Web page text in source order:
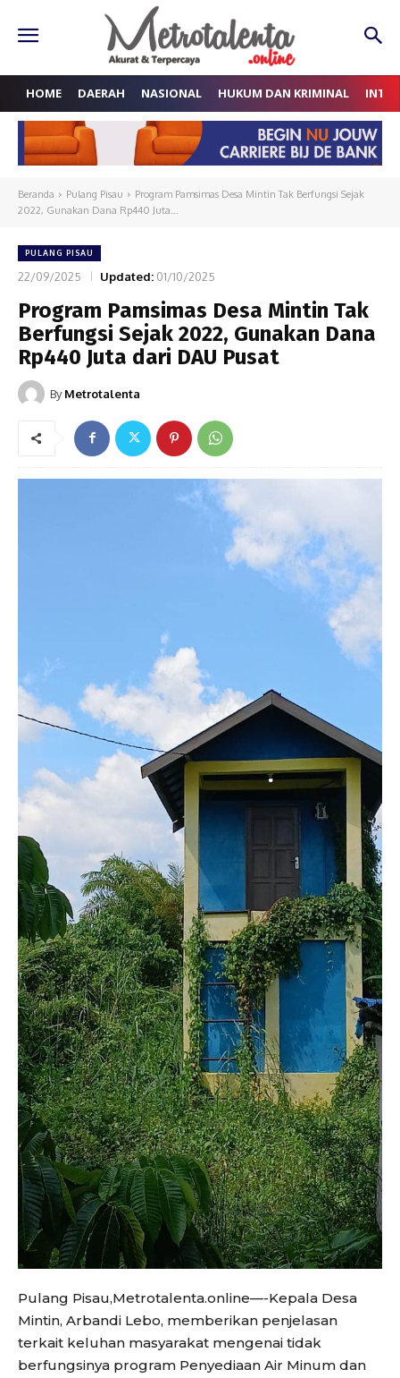
HOME DAERAH NASIONAL HUKUM DAN KRIMINAL
Beranda Pulang Pisau
Program Pamsimas Desa Mintin Tak Berfungsi Sejak
2022, Gunakan Dana Rp440 Juta...
PULANG PISAU
22/09/2025 Updated: 01/10/2025
Program Pamsimas Desa Mintin Tak
Berfungsi Sejak 2022, Gunakan Dana
Rp440 Juta dari DAU Pusat
By Metrotalenta
Pulang Pisau,Metrotalenta.online—-Kepala Desa
Mintin, Arbandi Lebo, memberikan penjelasan
terkait keluhan masyarakat mengenai tidak
berfungsinya program Penyediaan Air Minum dan